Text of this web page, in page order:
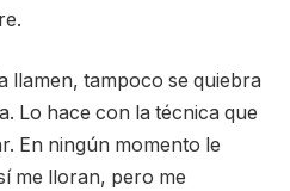
llamen, tampoco se quiebra
Lo hace con la técnica que
En ningún momento le
me lloran, pero me